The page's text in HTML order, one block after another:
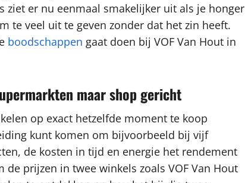
er nu eenmaal smakelijker uit als je honger
te veel uit te geven zonder dat het zin heeft.
boodschappen gaat doen bij VOF Van Hout in
maar shop gericht
op exact hetzelfde moment te koop
kunt komen om bijvoorbeeld bij vijf
de kosten in tijd en energie het rendement
prijzen in twee winkels zoals VOF Van Hout